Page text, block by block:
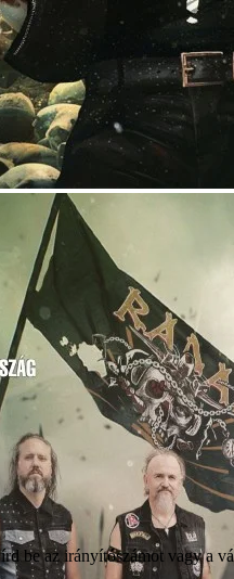
be az irányítószámot vagy a